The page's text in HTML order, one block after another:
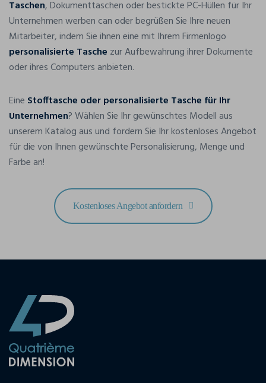
Taschen, Dokumenttaschen oder bestickte PC-Hüllen für Ihr
Unternehmen werben can oder begrüßen Sie Ihre neuen
Mitarbeiter, indem Sie ihnen eine mit Ihrem Firmenlogo
personalisierte Tasche zur Aufbewahrung ihrer Dokumente
oder ihres Computers anbieten.
Eine Stofftasche oder personalisierte Tasche für Ihr
Unternehmen? Wählen Sie Ihr gewünschtes Modell aus
unserem Katalog aus und fordern Sie Ihr kostenloses Angebot
für die von Ihnen gewünschte Personalisierung, Menge und
Farbe an!
Kostenloses Angebot anfordern